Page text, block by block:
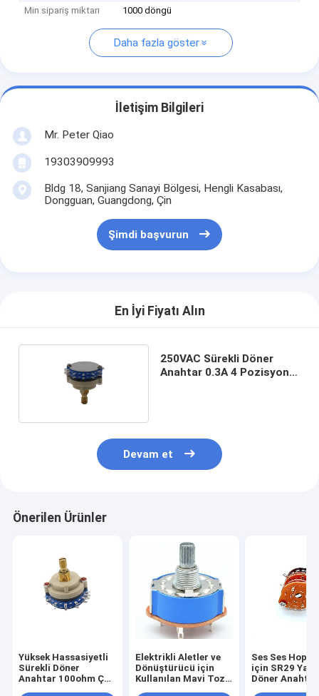
Min sipariş miktarı
1000 döngü
Daha fazla göster
İletişim Bilgileri
Mr. Peter Qiao
19303909993
Bldg 18, Sanjiang Sanayi Bölgesi, Hengli Kasabası,
Dongguan, Guangdong, Çin
Şimdi başvurun
En İyi Fiyatı Alın
250VAC Sürekli Döner
Anahtar 0.3A 4 Pozisyonlu
Devam et
Önerilen Ürünler
Yüksek Hassasiyetli
Sürekli Döner
Anahtar 100ohm Çok
Elektrikli Aletler ve
Dönüştürücü için
Kullanılan Mavi Toz
Ses Ses
için SR29
Döner Anahtar